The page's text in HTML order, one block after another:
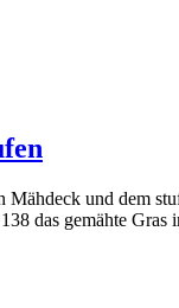
und dem
das gemähte